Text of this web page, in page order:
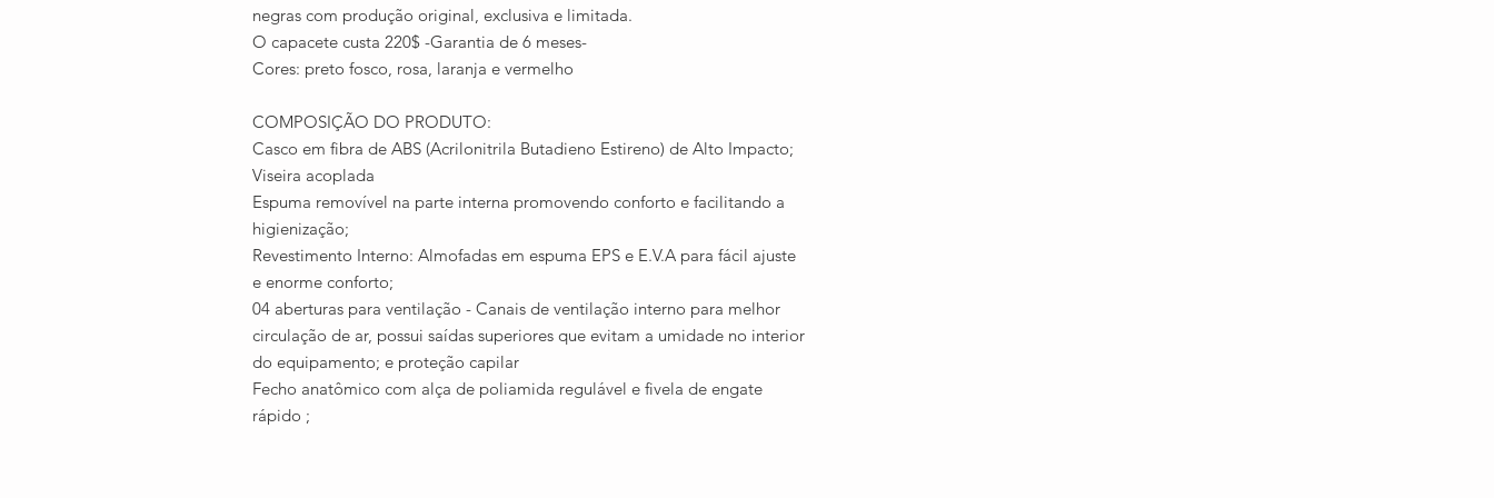
negras com produção original, exclusiva e limitada.
O capacete custa 220$ -Garantia de 6 meses-
Cores: preto fosco, rosa, laranja e vermelho
COMPOSIÇÃO DO PRODUTO:
Casco em fibra de ABS (Acrilonitrila Butadieno Estireno) de Alto Impacto;
Viseira acoplada
Espuma removível na parte interna promovendo conforto e facilitando a
higienização;
Revestimento Interno: Almofadas em espuma EPS e E.V.A para fácil ajuste
e enorme conforto;
04 aberturas para ventilação - Canais de ventilação interno para melhor
circulação de ar, possui saídas superiores que evitam a umidade no interior
do equipamento; e proteção capilar
Fecho anatômico com alça de poliamida regulável e fivela de engate
rápido ;